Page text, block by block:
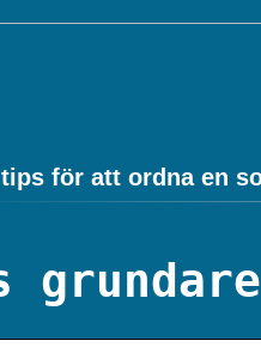
för att ordna en
grundare